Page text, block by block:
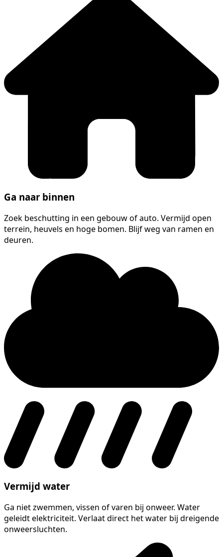
Ga naar binnen
Zoek beschutting in een gebouw of auto. Vermijd open
terrein, heuvels en hoge bomen. Blijf weg van ramen en
deuren.
Vermijd water
Ga niet zwemmen, vissen of varen bij onweer. Water
geleidt elektriciteit. Verlaat direct het water bij dreigende
onweersluchten.